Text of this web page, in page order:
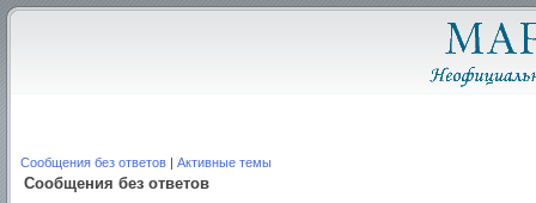
Сообщения без ответов | Активные темы
Сообщения без ответов